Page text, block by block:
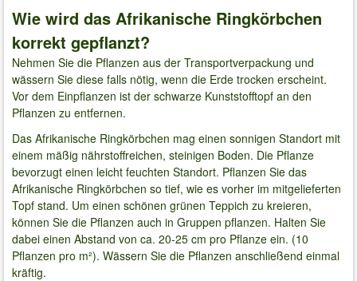
Wie wird das Afrikanische Ringkörbchen
korrekt gepflanzt?
Nehmen Sie die Pflanzen aus der Transportverpackung und
wässern Sie diese falls nötig, wenn die Erde trocken erscheint.
Vor dem Einpflanzen ist der schwarze Kunststofftopf an den
Pflanzen zu entfernen.
Das Afrikanische Ringkörbchen mag einen sonnigen Standort mit
einem mäßig nährstoffreichen, steinigen Boden. Die Pflanze
bevorzugt einen leicht feuchten Standort. Pflanzen Sie das
Afrikanische Ringkörbchen so tief, wie es vorher im mitgelieferten
Topf stand. Um einen schönen grünen Teppich zu kreieren,
können Sie die Pflanzen auch in Gruppen pflanzen. Halten Sie
dabei einen Abstand von ca. 20-25 cm pro Pflanze ein. (10
Pflanzen pro m²). Wässern Sie die Pflanzen anschließend einmal
kräftig.